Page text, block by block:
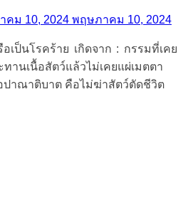
คม 10, 2024 พฤษภาคม 10, 2024
เป็นโรคร้าย เกิดจาก : กรรมที่เคย
านเนื้อสัตว์แล้วไม่เคยแผ่เมตตา
ปาณาติบาต คือไม่ฆ่าสัตว์ตัดชีวิต